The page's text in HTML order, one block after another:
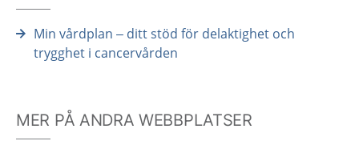
Min vårdplan – ditt stöd för delaktighet och
trygghet i cancervården
MER PÅ ANDRA WEBBPLATSER